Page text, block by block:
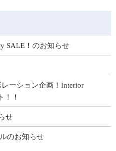
SALE！のお知らせ
レーション企画！Interior
！
せ
のお知らせ